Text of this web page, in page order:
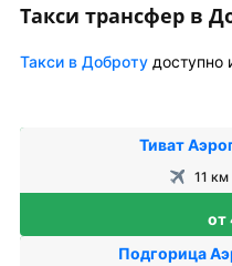
Такси трансфер в
Такси в Доброту доступно
Тиват
11
от
Подгорица